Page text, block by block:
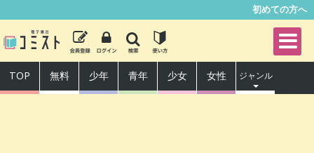
初めての方へ
TOP 無料 少年 青年 少女 女性 ジャンル